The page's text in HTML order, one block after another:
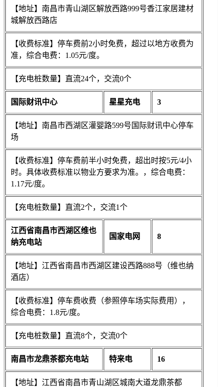
【地址】南昌市青山湖区解放西路999号香江家居建材
城解放西路店
【收费标准】停车费前2小时免费，超过以地方收费为
准，综合电费：1.05元/度。
【充电桩数量】直流24个，交流0个
国际财讯中心 星星充电 3
【地址】南昌市西湖区灌婴路599号国际财讯中心停车
场
【收费标准】停车费前半小时免费，超出时按5元/4小
时。具体收费标准以物业方要求为准。，综合电费：
1.17元/度。
【充电桩数量】直流2个，交流1个
江西省南昌市西湖区维也
纳充电站
国家电网 8
【地址】江西省南昌市西湖区建设西路888号（维也纳
酒店）
【收费标准】停车费收费（参照停车场实际费用），
综合电费：1.8元/度。
【充电桩数量】直流8个，交流0个
南昌市龙鼎茶都充电站 特来电 16
【地址】江西省南昌市青山湖区城南大道龙鼎茶都